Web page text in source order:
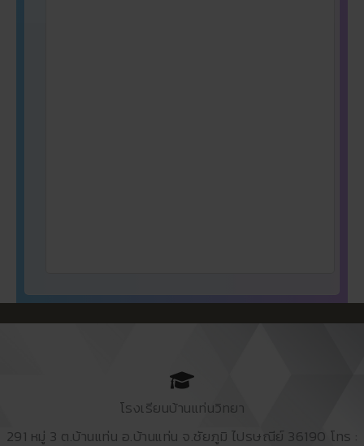
โรงเรียนบ้านแท่นวิทยา
291 หมู่ 3 ต.บ้านแท่น อ.บ้านแท่น จ.ชัยภูมิ ไปรษณีย์ 36190 โทร :